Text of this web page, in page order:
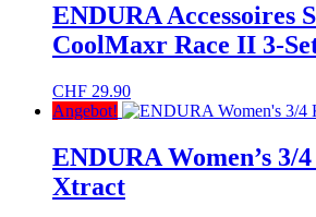
ENDURA Accessoires
CoolMaxr Race II 3-
CHF 29.90
Angebot!
ENDURA Women’s 3/
Xtract